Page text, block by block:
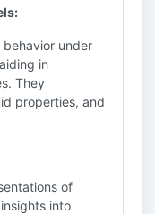
under
in
They
properties, and
of
into